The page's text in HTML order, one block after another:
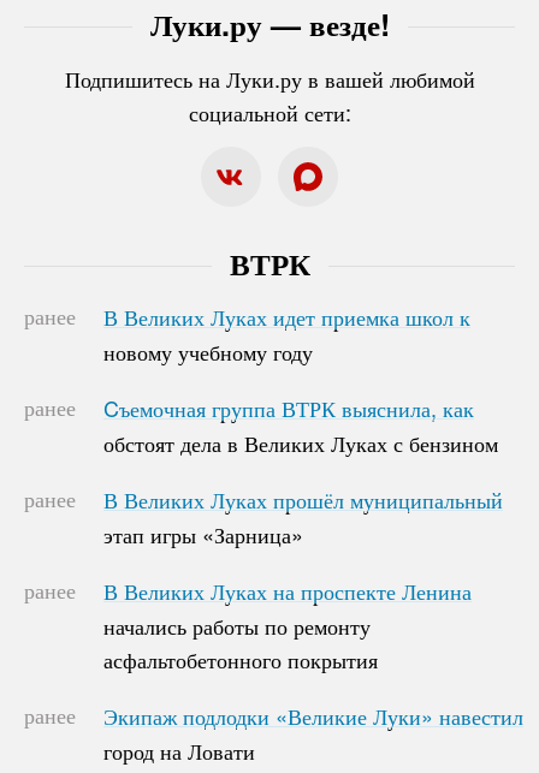
Луки.ру — везде!
Подпишитесь на Луки.ру в вашей любимой
социальной сети:
ВТРК
ранее
В Великих Луках идет приемка школ к
новому учебному году
В Великих Луках идет приемка школ к
новому учебному году
ранее
Cъемочная группа ВТРК выяснила, как
обстоят дела в Великих Луках с бензином
Cъемочная группа ВТРК выяснила, как
обстоят дела в Великих Луках с бензином
ранее
В Великих Луках прошёл муниципальный
этап игры «Зарница»
В Великих Луках прошёл муниципальный
этап игры «Зарница»
ранее
В Великих Луках на проспекте Ленина
начались работы по ремонту
асфальтобетонного покрытия
В Великих Луках на проспекте Ленина
начались работы по ремонту
асфальтобетонного покрытия
ранее
Экипаж подлодки «Великие Луки» навестил
город на Ловати
Экипаж подлодки «Великие Луки» навестил
город на Ловати